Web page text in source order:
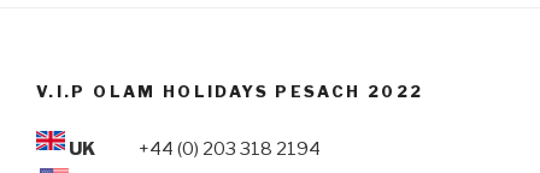
V.I.P OLAM HOLIDAYS PESACH 2022
UK +44 (0) 203 318 2194